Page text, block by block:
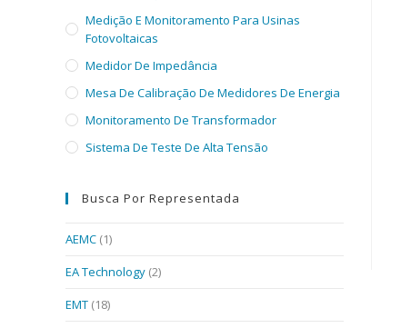
Medição E Monitoramento Para Usinas
Fotovoltaicas
Medidor De Impedância
Mesa De Calibração De Medidores De Energia
Monitoramento De Transformador
Sistema De Teste De Alta Tensão
Busca Por Representada
AEMC (1)
EA Technology (2)
EMT (18)